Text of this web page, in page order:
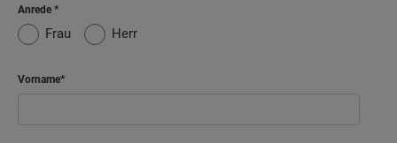
Anrede
Frau Herr
Vorname